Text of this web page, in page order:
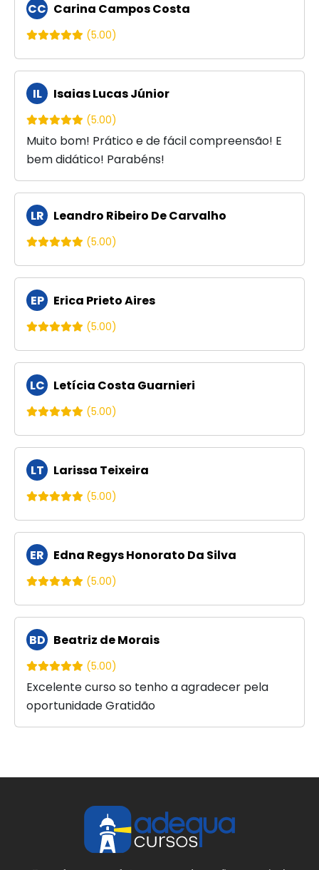
CC Carina Campos Costa
(5.00)
IL Isaias Lucas Júnior
(5.00)
Muito bom! Prático e de fácil compreensão! E
bem didático! Parabéns!
LR Leandro Ribeiro De Carvalho
(5.00)
EP Erica Prieto Aires
(5.00)
LC Letícia Costa Guarnieri
(5.00)
LT Larissa Teixeira
(5.00)
ER Edna Regys Honorato Da Silva
(5.00)
BD Beatriz de Morais
(5.00)
Excelente curso so tenho a agradecer pela
oportunidade Gratidão